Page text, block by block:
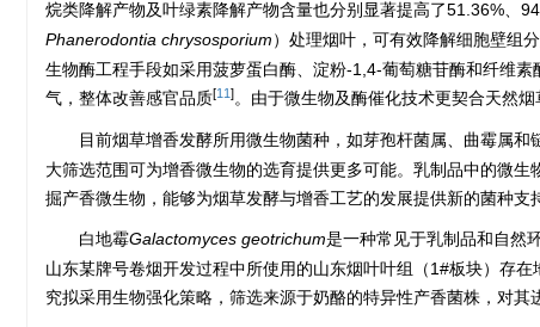
烷类降解产物及叶绿素降解产物含量也分别显著提高了51.36%、
Phanerodontia chrysosporium）处理烟叶，可有效降解细胞壁组
生物酶工程手段如采用菠萝蛋白酶、淀粉-1,4-葡萄糖苷酶和纤维
气，整体改善感官品质[11]。由于微生物及酶催化技术更契合天然
目前烟草增香发酵所用微生物菌种，如芽孢杆菌属、曲霉属
大筛选范围可为增香微生物的选育提供更多可能。乳制品中的微
掘产香微生物，能够为烟草发酵与增香工艺的发展提供新的菌种支
白地霉Galactomyces geotrichum是一种常见于乳制品和自然
山东某牌号卷烟开发过程中所使用的山东烟叶叶组（1#板块）存
究拟采用生物强化策略，筛选来源于奶酪的特异性产香菌株，对